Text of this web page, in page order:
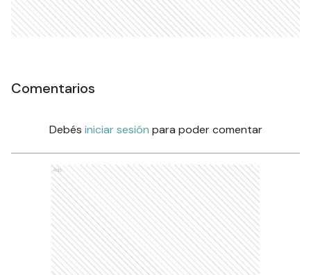
Comentarios
Debés iniciar sesión para poder comentar
Ads